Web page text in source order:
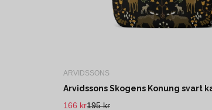
ARVIDSSONS
Arvidssons Skogens Konung svart
195 kr
166 kr